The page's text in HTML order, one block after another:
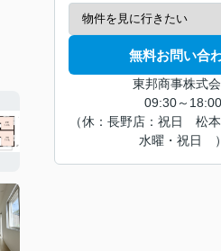
無料お問い合
東邦商事株式
09:30～18:00
（休：長野店：祝日 松本
水曜・祝日 ）